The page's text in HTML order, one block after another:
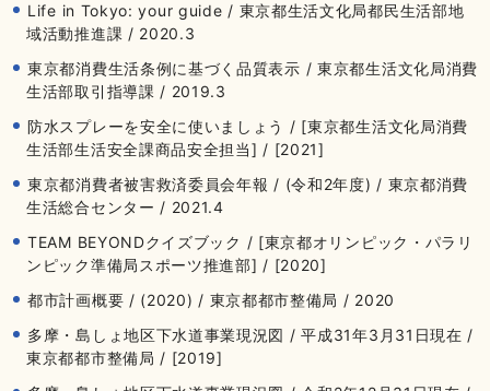
Life in Tokyo: your guide / 東京都生活文化局都民生活部地
域活動推進課 / 2020.3
東京都消費生活条例に基づく品質表示 / 東京都生活文化局消費
生活部取引指導課 / 2019.3
防水スプレーを安全に使いましょう / [東京都生活文化局消費
生活部生活安全課商品安全担当] / [2021]
東京都消費者被害救済委員会年報 / (令和2年度) / 東京都消費
生活総合センター / 2021.4
TEAM BEYONDクイズブック / [東京都オリンピック・パラリ
ンピック準備局スポーツ推進部] / [2020]
都市計画概要 / (2020) / 東京都都市整備局 / 2020
多摩・島しょ地区下水道事業現況図 / 平成31年3月31日現在 /
東京都都市整備局 / [2019]